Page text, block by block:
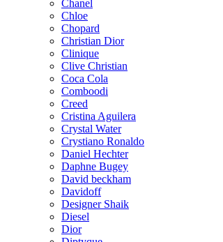
Chanel
Chloe
Chopard
Christian Dior
Clinique
Clive Christian
Coca Cola
Comboodi
Creed
Cristina Aguilera
Crystal Water
Crystiano Ronaldo
Daniel Hechter
Daphne Bugey
David beckham
Davidoff
Designer Shaik
Diesel
Dior